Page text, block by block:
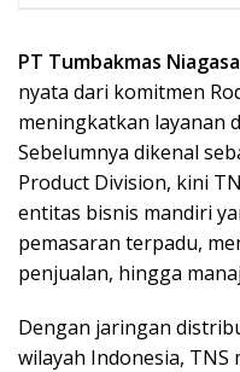
PT Tumbakmas
nyata dari komitmen
meningkatkan layanan
Sebelumnya dikenal
Product Division, kini
entitas bisnis mandiri
pemasaran terpadu,
penjualan, hingga
Dengan jaringan
wilayah Indonesia,